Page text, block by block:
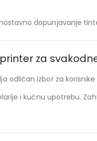
dopunjavanje
za
odličan izbor za
i kućnu upotrebu.